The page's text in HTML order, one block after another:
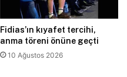
Fidias’ın kıyafet tercihi,
anma töreni önüne geçti
10 Ağustos 2026